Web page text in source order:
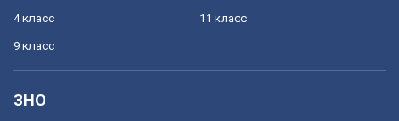
4 класс
9 класс
11 класс
ЗНО